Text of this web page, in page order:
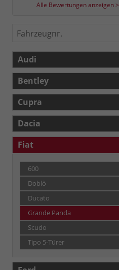
Alle Bewertungen anzeigen >
Fahrzeugnr.
Audi
Bentley
Cupra
Dacia
Fiat
600
Doblò
Ducato
Grande Panda
Scudo
Tipo 5-Türer